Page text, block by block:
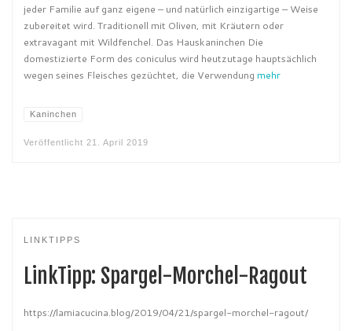
jeder Familie auf ganz eigene – und natürlich einzigartige – Weise
zubereitet wird. Traditionell mit Oliven, mit Kräutern oder
extravagant mit Wildfenchel. Das Hauskaninchen Die
domestizierte Form des coniculus wird heutzutage hauptsächlich
wegen seines Fleisches gezüchtet, die Verwendung mehr
Kaninchen
Veröffentlicht 21. April 2019
LINKTIPPS
LinkTipp: Spargel-Morchel-Ragout
https://lamiacucina.blog/2019/04/21/spargel-morchel-ragout/